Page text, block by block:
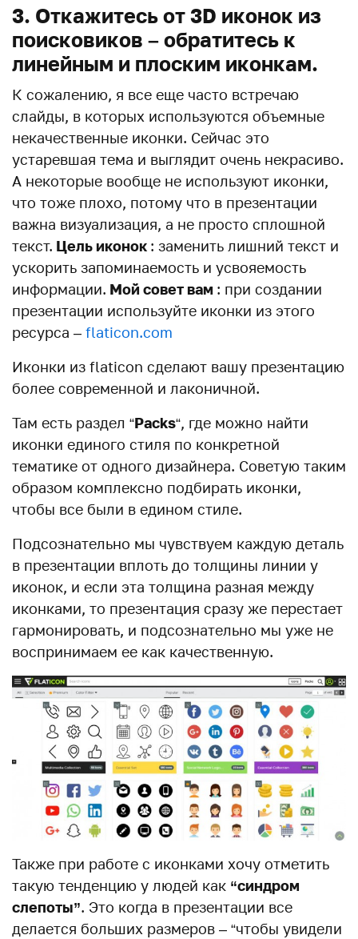
3. Откажитесь от 3D иконок из
поисковиков – обратитесь к
линейным и плоским иконкам.
К сожалению, я все еще часто встречаю
слайды, в которых используются объемные
некачественные иконки. Сейчас это
устаревшая тема и выглядит очень некрасиво.
А некоторые вообще не используют иконки,
что тоже плохо, потому что в презентации
важна визуализация, а не просто сплошной
текст. Цель иконок : заменить лишний текст и
ускорить запоминаемость и усвояемость
информации. Мой совет вам : при создании
презентации используйте иконки из этого
ресурса – flaticon.com
Иконки из flaticon сделают вашу презентацию
более современной и лаконичной.
Там есть раздел “Packs“, где можно найти
иконки единого стиля по конкретной
тематике от одного дизайнера. Советую таким
образом комплексно подбирать иконки,
чтобы все были в едином стиле.
Подсознательно мы чувствуем каждую деталь
в презентации вплоть до толщины линии у
иконок, и если эта толщина разная между
иконками, то презентация сразу же перестает
гармонировать, и подсознательно мы уже не
воспринимаем ее как качественную.
Также при работе с иконками хочу отметить
такую тенденцию у людей как “синдром
слепоты”. Это когда в презентации все
делается больших размеров – “чтобы увидели